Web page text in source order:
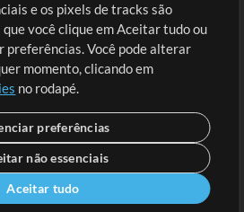
e os pixels de tracks são
você clique em Aceitar tudo ou
preferências. Você pode alterar
momento, clicando em
no rodapé.
preferências
não essenciais
Aceitar tudo